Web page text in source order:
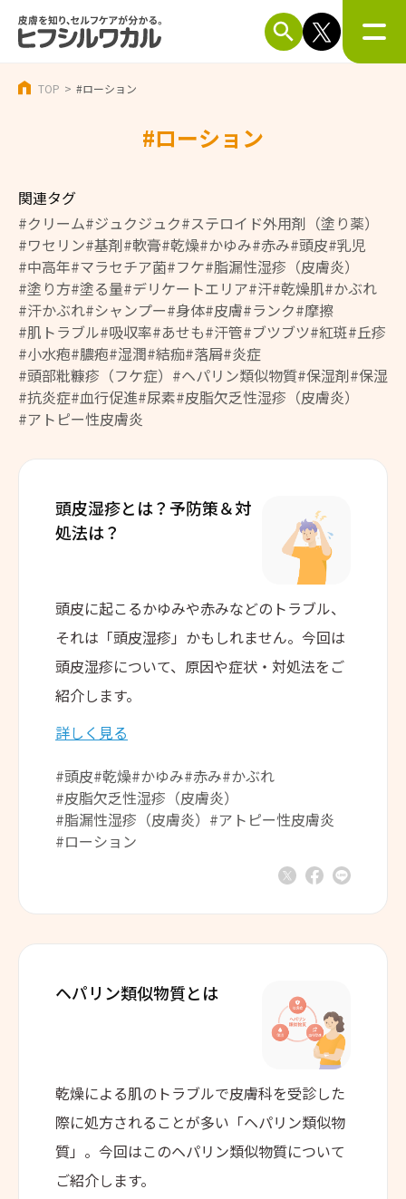
TOP #ローション
#ローション
関連タグ
#クリーム#ジュクジュク#ステロイド外用剤（塗り薬）
#ワセリン#基剤#軟膏#乾燥#かゆみ#赤み#頭皮#乳児
#中高年#マラセチア菌#フケ#脂漏性湿疹（皮膚炎）
#塗り方#塗る量#デリケートエリア#汗#乾燥肌#かぶれ
#汗かぶれ#シャンプー#身体#皮膚#ランク#摩擦
#肌トラブル#吸収率#あせも#汗管#ブツブツ#紅斑#丘疹
#小水疱#膿疱#湿潤#結痂#落屑#炎症
#頭部粃糠疹（フケ症） #ヘパリン類似物質#保湿剤#保湿
#抗炎症#血行促進#尿素#皮脂欠乏性湿疹（皮膚炎）
#アトピー性皮膚炎
頭皮湿疹とは？予防策＆対
処法は？
頭皮に起こるかゆみや赤みなどのトラブル、
それは「頭皮湿疹」かもしれません。今回は
頭皮湿疹について、原因や症状・対処法をご
紹介します。
詳しく見る
#頭皮#乾燥#かゆみ#赤み#かぶれ
#皮脂欠乏性湿疹（皮膚炎）
#脂漏性湿疹（皮膚炎） #アトピー性皮膚炎
#ローション
ヘパリン類似物質とは
乾燥による肌のトラブルで皮膚科を受診した
際に処方されることが多い「ヘパリン類似物
質」。今回はこのヘパリン類似物質について
ご紹介します。